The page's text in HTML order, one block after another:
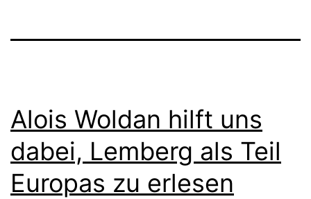
Alois Woldan hilft uns
dabei, Lemberg als Teil
Europas zu erlesen